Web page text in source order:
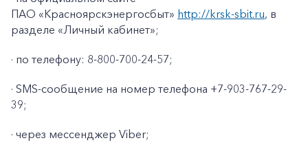
ПАО «Красноярскэнергосбыт» http://krsk-sbit.ru, в
разделе «Личный кабинет»;
· по телефону: 8-800-700-24-57;
· SMS-сообщение на номер телефона +7-903-767-29-
39;
· через мессенджер Viber;